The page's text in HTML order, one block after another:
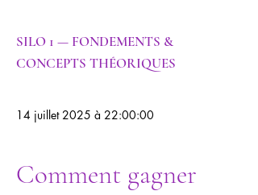
SILO 1 — FONDEMENTS &
CONCEPTS THÉORIQUES
14 juillet 2025 à 22:00:00
Comment gagner